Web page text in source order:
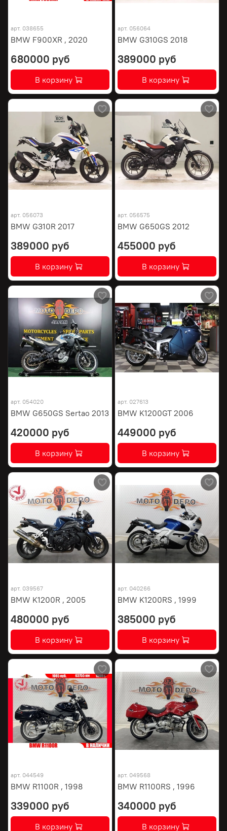
арт. 038655
BMW F900XR , 2020
680000 руб
В корзину
арт. 056064
BMW G310GS 2018
389000 руб
В корзину
арт. 056073
BMW G310R 2017
389000 руб
В корзину
арт. 056575
BMW G650GS 2012
455000 руб
В корзину
арт. 054020
BMW G650GS Sertao 2013
420000 руб
В корзину
арт. 027613
BMW K1200GT 2006
449000 руб
В корзину
арт. 039567
BMW K1200R , 2005
480000 руб
В корзину
арт. 040266
BMW K1200RS , 1999
385000 руб
В корзину
арт. 044549
BMW R1100R , 1998
339000 руб
В корзину
арт. 049568
BMW R1100RS , 1996
340000 руб
В корзину